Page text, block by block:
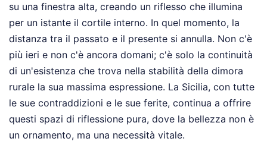
su una finestra alta, creando un riflesso che illumina
per un istante il cortile interno. In quel momento, la
distanza tra il passato e il presente si annulla. Non c'è
più ieri e non c'è ancora domani; c'è solo la continuità
di un'esistenza che trova nella stabilità della dimora
rurale la sua massima espressione. La Sicilia, con tutte
le sue contraddizioni e le sue ferite, continua a offrire
questi spazi di riflessione pura, dove la bellezza non è
un ornamento, ma una necessità vitale.